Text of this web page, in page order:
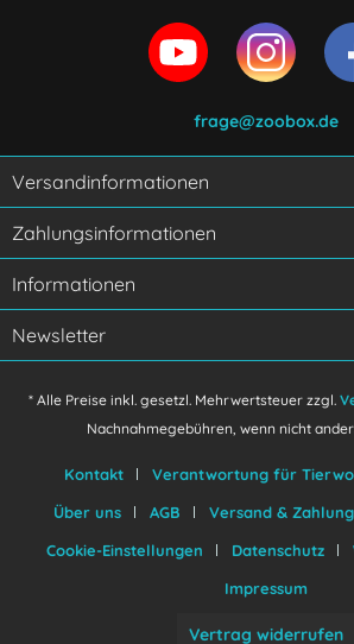
Ich habe die
verstanden und stimme zu.
Mit * gekennzeichnete Felder sind
frage@zoobox.de
Versandinformationen
Zahlungsinformationen
Informationen
Newsletter
* Alle Preise inkl. gesetzl. Mehrwertsteuer zzgl.
Nachnahmegebühren, wenn nicht
Kontakt
Verantwortung für
Über uns
AGB
Versand &
Cookie-Einstellungen
Datenschutz
Impressum
Vertrag widerrufen